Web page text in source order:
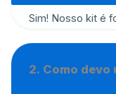
Sim! Nosso kit é
recomendada).
2. Como devo